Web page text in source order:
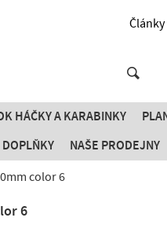
Články
HÁČKY A KARABINKY
DOPLŇKY NAŠE PRODEJNY
color 6
6